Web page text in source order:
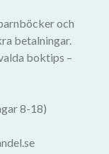
och
betalningar.
boktips –
8-18)